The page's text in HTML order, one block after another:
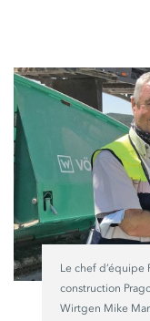
Le chef d’équipe
construction
Wirtgen Mike